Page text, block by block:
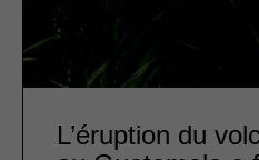
L’éruption du